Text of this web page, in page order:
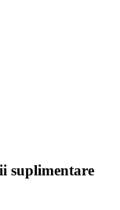
suplimentare